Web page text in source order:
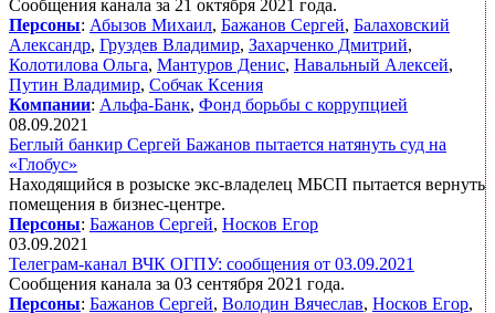
Сообщения канала за 21 октября 2021 года.
Персоны: Абызов Михаил, Бажанов Сергей, Балаховский
Александр, Груздев Владимир, Захарченко Дмитрий,
Колотилова Ольга, Мантуров Денис, Навальный Алексей,
Путин Владимир, Собчак Ксения
Компании: Альфа-Банк, Фонд борьбы с коррупцией
08.09.2021
Беглый банкир Сергей Бажанов пытается натянуть суд на
«Глобус»
Находящийся в розыске экс-владелец МБСП пытается вернуть
помещения в бизнес-центре.
Персоны: Бажанов Сергей, Носков Егор
03.09.2021
Телеграм-канал ВЧК ОГПУ: сообщения от 03.09.2021
Сообщения канала за 03 сентября 2021 года.
Персоны: Бажанов Сергей, Володин Вячеслав, Носков Егор,